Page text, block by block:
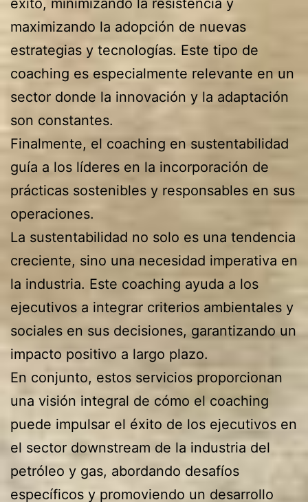
maximizando la adopción de nuevas
estrategias y tecnologías. Este tipo de
coaching es especialmente relevante en un
sector donde la innovación y la adaptación
son constantes.
Finalmente, el coaching en sustentabilidad
guía a los líderes en la incorporación de
prácticas sostenibles y responsables en sus
operaciones.
La sustentabilidad no solo es una tendencia
creciente, sino una necesidad imperativa en
la industria. Este coaching ayuda a los
ejecutivos a integrar criterios ambientales y
sociales en sus decisiones, garantizando un
impacto positivo a largo plazo.
En conjunto, estos servicios proporcionan
una visión integral de cómo el coaching
puede impulsar el éxito de los ejecutivos en
el sector downstream de la industria del
petróleo y gas, abordando desafíos
específicos y promoviendo un desarrollo